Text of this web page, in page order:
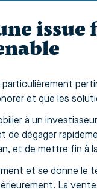
et que les
à un
dégager
et de mettre fin à
et se donne le
La